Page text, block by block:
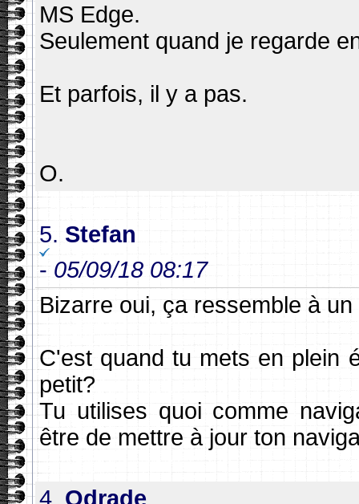
MS Edge.
Seulement quand je regarde
Et parfois, il y a pas.
O.
5. Stefan
- 05/09/18 08:17
Bizarre oui, ça ressemble à
C'est quand tu mets en plein
petit?
Tu utilises quoi comme
être de mettre à jour ton
4. Odrade